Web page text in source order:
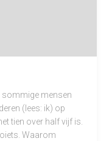
sommige mensen
(lees: ik) op
tien over half vijf is.
Waarom